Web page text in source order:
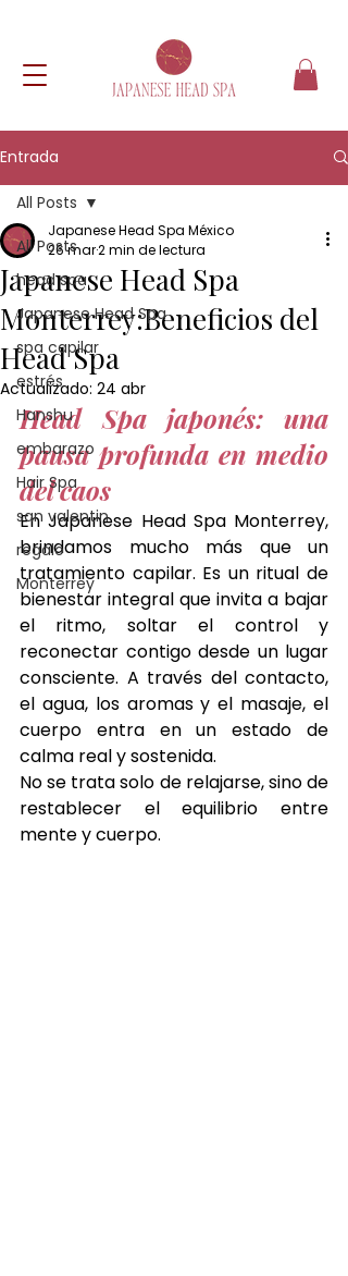
Entrada
All Posts
head spa
Japanese Head Spa
spa capilar
estrés
Hanshu
embarazo
Hair Spa
san valentin
regalo
Monterrey
All Posts
Japanese Head Spa
Monterrey:Beneficios del
Head Spa
Japanese Head Spa México
26 mar2 min de lectura
Actualizado: 24 abr
Head Spa japonés: una
pausa profunda en medio
del caos
En Japanese Head Spa Monterrey,
brindamos mucho más que un
tratamiento capilar. Es un ritual de
bienestar integral que invita a bajar
el ritmo, soltar el control y
reconectar contigo desde un lugar
consciente. A través del contacto,
el agua, los aromas y el masaje, el
cuerpo entra en un estado de
calma real y sostenida.
No se trata solo de relajarse, sino de
restablecer el equilibrio entre
mente y cuerpo.